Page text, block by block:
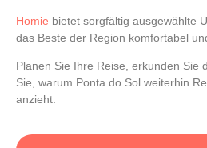
Homie bietet sorgfältig ausgewählte
das Beste der Region komfortabel
Planen Sie Ihre Reise, erkunden Sie
Sie, warum Ponta do Sol weiterhin
anzieht.